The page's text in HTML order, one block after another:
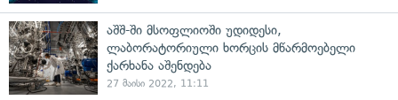
აშშ-ში მსოფლიოში უდიდესი,
ლაბორატორიული ხორცის მწარმოებელი
ქარხანა აშენდება
27 მაისი 2022, 11:11